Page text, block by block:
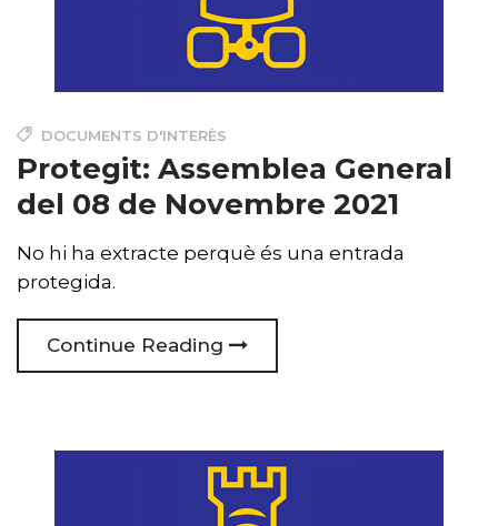
DOCUMENTS D'INTERÈS
Protegit: Assemblea General
del 08 de Novembre 2021
No hi ha extracte perquè és una entrada
protegida.
Continue Reading